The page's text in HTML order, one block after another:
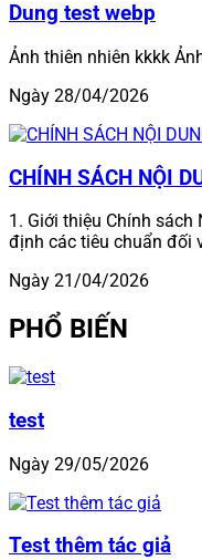
Dung test webp
Ảnh thiên nhiên kkkk
Ngày 28/04/2026
CHÍNH SÁCH NỘI
1. Giới thiệu Chính sách
định các tiêu chuẩn đối
Ngày 21/04/2026
PHỔ BIẾN
test
Ngày 29/05/2026
Test thêm tác giả